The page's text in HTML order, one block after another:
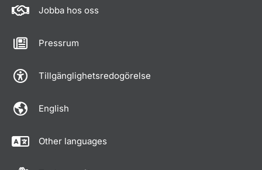
Jobba hos oss
Pressrum
Tillgänglighetsredogörelse
English
Other languages